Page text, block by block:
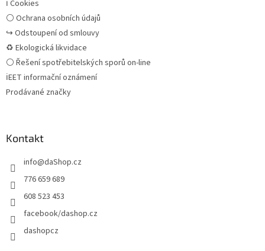
ℹ Cookies
⚪ Ochrana osobních údajů
↪ Odstoupení od smlouvy
♻ Ekologická likvidace
⚪ Řešení spotřebitelských sporů on-line
ℹEET informační oznámení
Prodávané značky
Kontakt
info@daShop.cz
776 659 689
608 523 453
facebook/dashop.cz
dashopcz